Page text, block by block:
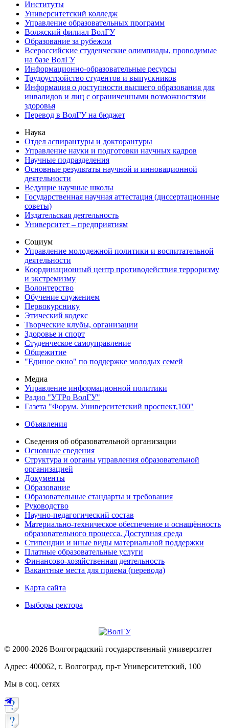
Институты
Университетский колледж
Управление образовательных программ
Волжский филиал ВолГУ
Образование за рубежом
Всероссийские студенческие олимпиады, проводимые
на базе ВолГУ
Информационно-образовательные ресурсы
Трудоустройство студентов и выпускников
Информация о доступности высшего образования для
инвалидов и лиц с ограниченными возможностями
здоровья
Перевод в ВолГУ на бюджет
Наука
Отдел аспирантуры и докторантуры
Управление науки и подготовки научных кадров
Научные подразделения
Основные результаты научной и инновационной
деятельности
Ведущие научные школы
Государственная научная аттестация (диссертационные
советы)
Издательская деятельность
Университет – предприятиям
Социум
Управление молодежной политики и воспитательной
деятельности
Координационный центр противодействия терроризму
и экстремизму
Волонтерство
Обучение служением
Первокурснику
Этический кодекс
Творческие клубы, организации
Здоровье и спорт
Студенческое самоуправление
Общежитие
"Единое окно" по поддержке молодых семей
Медиа
Управление информационной политики
Радио "УТРо ВолГУ"
Газета "Форум. Университетский проспект,100"
Объявления
Сведения об образовательной организации
Основные сведения
Структура и органы управления образовательной
организацией
Документы
Образование
Образовательные стандарты и требования
Руководство
Научно-педагогический состав
Материально-техническое обеспечение и оснащённость
образовательного процесса. Доступная среда
Стипендии и иные виды материальной поддержки
Платные образовательные услуги
Финансово-хозяйственная деятельность
Вакантные места для приема (перевода)
Карта сайта
Выборы ректора
© 2000-2026 Волгоградский государственный университет
Адрес: 400062, г. Волгоград, пр-т Университетский, 100
Мы в соц. сетях